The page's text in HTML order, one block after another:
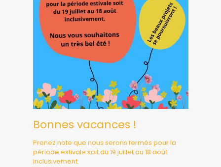
Bonnes vacances !
Prenez note que nous serons fermés pour la
période estivale soit du 19 juillet au 18 août
inclusivement.